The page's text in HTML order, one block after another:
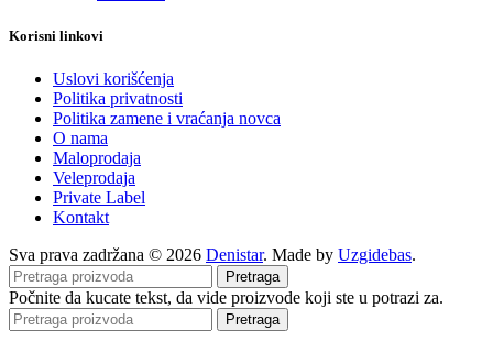
Korisni linkovi
Uslovi korišćenja
Politika privatnosti
Politika zamene i vraćanja novca
O nama
Maloprodaja
Veleprodaja
Private Label
Kontakt
Sva prava zadržana © 2026 Denistar. Made by Uzgidebas.
Pretraga
Počnite da kucate tekst, da vide proizvode koji ste u potrazi za.
Pretraga